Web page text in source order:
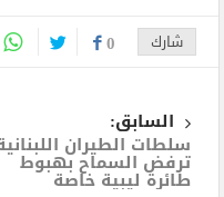
الدفاع عن الحضارة ترفض الرد
شارك 0
السابق:
سلطات الطيران
ترفض السماح بهبوط
طائرة ليبية خاصة